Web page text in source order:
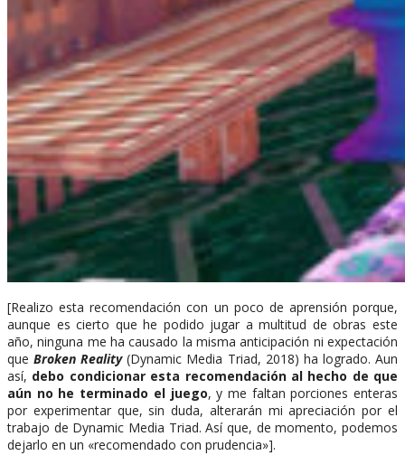
[Realizo esta recomendación con un poco de aprensión porque,
aunque es cierto que he podido jugar a multitud de obras este
año, ninguna me ha causado la misma anticipación ni expectación
queBroken Reality(Dynamic Media Triad, 2018) ha logrado. Aun
así, debo condicionar esta recomendación al hecho de que
aún no he terminado el juego, y me faltan porciones enteras
por experimentar que, sin duda, alterarán mi apreciación por el
trabajo de Dynamic Media Triad. Así que, de momento, podemos
dejarlo en un «recomendado con prudencia»].